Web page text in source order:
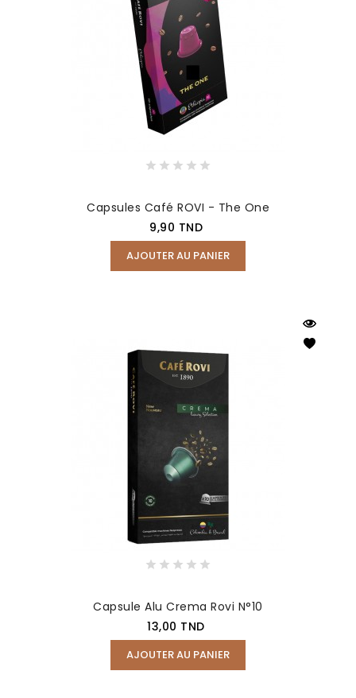
Capsules Café ROVI - The One
Prix
9,90 TND
AJOUTER AU PANIER
Capsule Alu Crema Rovi N°10
Prix
13,00 TND
AJOUTER AU PANIER